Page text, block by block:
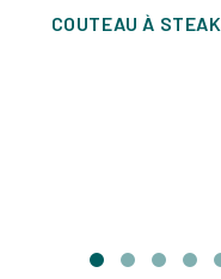
COUTEAU À